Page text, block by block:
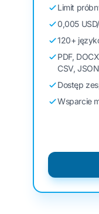
Limit
0,005
120+
PDF,
CSV, JSON
Dostęp
Wsparcie